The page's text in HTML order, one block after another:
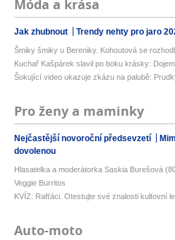
Móda a krása
Jak zhubnout Trendy nehty pro jaro
Šmiky šmiky u Bereniky. Kohoutová se
Kuchař Kašpárek slavil po boku krásky:
Šokující video ukazuje zkázu na palubě:
Pro ženy a maminky
Nejčastější novoroční předsevzetí
dovolenou
Hlasatelka a moderátorka Saskia Burešová
Veggie Burritos
KVÍZ: Rafťáci. Otestujte své znalosti kultovní
Auto-moto